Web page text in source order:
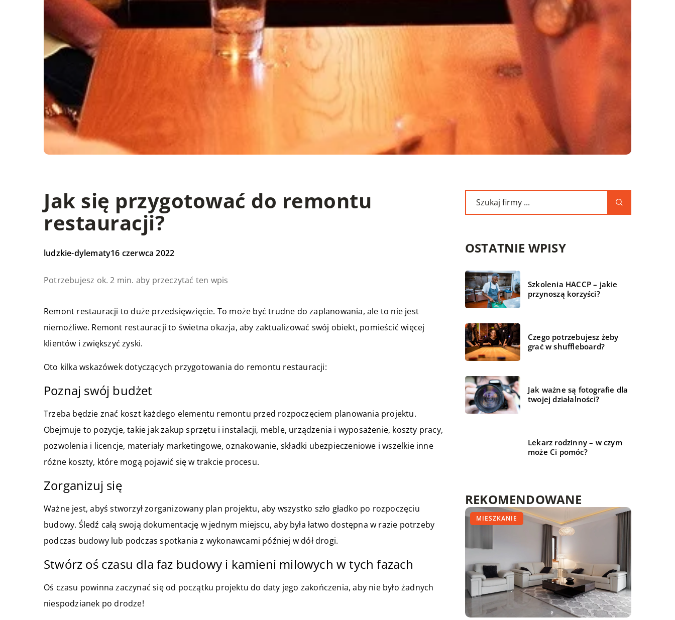
Jak się przygotować do remontu
restauracji?
ludzkie-dylematy16 czerwca 2022
Potrzebujesz ok. 2 min. aby przeczytać ten wpis
Remont restauracji to duże przedsięwzięcie. To może być trudne do zaplanowania, ale to nie jest
niemożliwe. Remont restauracji to świetna okazja, aby zaktualizować swój obiekt, pomieścić więcej
klientów i zwiększyć zyski.
Oto kilka wskazówek dotyczących przygotowania do remontu restauracji:
Poznaj swój budżet
Trzeba będzie znać koszt każdego elementu remontu przed rozpoczęciem planowania projektu.
Obejmuje to pozycje, takie jak zakup sprzętu i instalacji, meble, urządzenia i wyposażenie, koszty pracy,
pozwolenia i licencje, materiały marketingowe, oznakowanie, składki ubezpieczeniowe i wszelkie inne
różne koszty, które mogą pojawić się w trakcie procesu.
Zorganizuj się
Ważne jest, abyś stworzył zorganizowany plan projektu, aby wszystko szło gładko po rozpoczęciu
budowy. Śledź całą swoją dokumentację w jednym miejscu, aby była łatwo dostępna w razie potrzeby
podczas budowy lub podczas spotkania z wykonawcami później w dół drogi.
Stwórz oś czasu dla faz budowy i kamieni milowych w tych fazach
Oś czasu powinna zaczynać się od początku projektu do daty jego zakończenia, aby nie było żadnych
niespodzianek po drodze!
OSTATNIE WPISY
Szkolenia HACCP – jakie
przynoszą korzyści?
Czego potrzebujesz żeby
grać w shuffleboard?
Jak ważne są fotografie dla
twojej działalności?
Lekarz rodzinny – w czym
może Ci pomóc?
REKOMENDOWANE
TRENDY I ŻYCIE
MIESZKANIE
MIESZKANIE